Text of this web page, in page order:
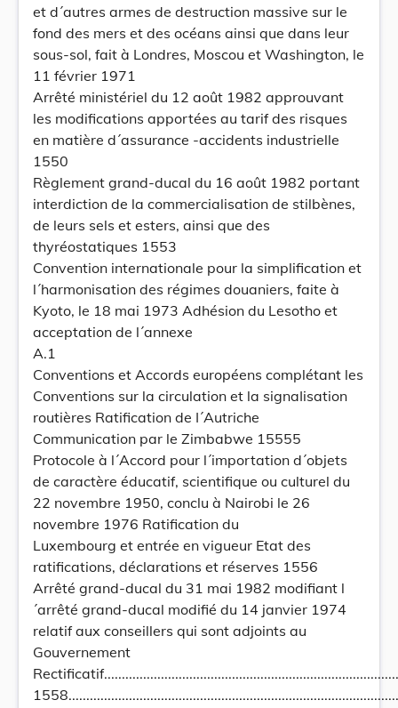
et d´autres armes de destruction massive sur le
fond des mers et des océans ainsi que dans leur
sous-sol, fait à Londres, Moscou et Washington, le
11 février 1971
Arrêté ministériel du 12 août 1982 approuvant
les modifications apportées au tarif des risques
en matière d´assurance -accidents industrielle
1550
Règlement grand-ducal du 16 août 1982 portant
interdiction de la commercialisation de stilbènes,
de leurs sels et esters, ainsi que des
thyréostatiques 1553
Convention internationale pour la simplification et
l´harmonisation des régimes douaniers, faite à
Kyoto, le 18 mai 1973 Adhésion du Lesotho et
acceptation de l´annexe
A.1
Conventions et Accords européens complétant les
Conventions sur la circulation et la signaIisation
routières Ratification de I´Autriche
Communication par le Zimbabwe 15555
Protocole à l´Accord pour l´importation d´objets
de caractère éducatif, scientifique ou culturel du
22 novembre 1950, conclu à Nairobi le 26
novembre 1976 Ratification du
Luxembourg et entrée en vigueur Etat des
ratifications, déclarations et réserves 1556
Arrêté grand-ducal du 31 mai 1982 modifiant l
´arrêté grand-ducal modifié du 14 janvier 1974
relatif aux conseillers qui sont adjoints au
Gouvernement